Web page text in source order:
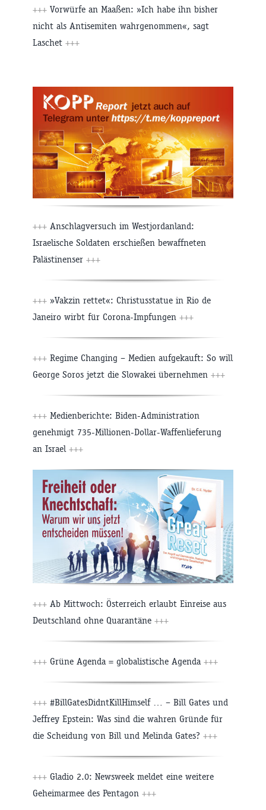
+++ Vorwürfe an Maaßen: »Ich habe ihn bisher
nicht als Antisemiten wahrgenommen«, sagt
Laschet +++
+++ Anschlagversuch im Westjordanland:
Israelische Soldaten erschießen bewaffneten
Palästinenser +++
+++ »Vakzin rettet«: Christusstatue in Rio de
Janeiro wirbt für Corona-Impfungen +++
+++ Regime Changing – Medien aufgekauft: So will
George Soros jetzt die Slowakei übernehmen +++
+++ Medienberichte: Biden-Administration
genehmigt 735-Millionen-Dollar-Waffenlieferung
an Israel +++
+++ Ab Mittwoch: Österreich erlaubt Einreise aus
Deutschland ohne Quarantäne +++
+++ Grüne Agenda = globalistische Agenda +++
+++ #BillGatesDidntKillHimself … – Bill Gates und
Jeffrey Epstein: Was sind die wahren Gründe für
die Scheidung von Bill und Melinda Gates? +++
+++ Gladio 2.0: Newsweek meldet eine weitere
Geheimarmee des Pentagon +++